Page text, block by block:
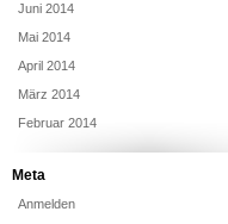
Juni 2014
Mai 2014
April 2014
März 2014
Februar 2014
Meta
Anmelden